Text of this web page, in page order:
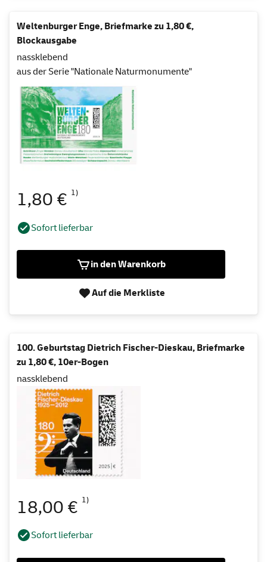
Weltenburger Enge, Briefmarke zu 1,80 €,
Blockausgabe
nassklebend
aus der Serie "Nationale Naturmonumente"
1,80 € 1)
Sofort lieferbar
in den Warenkorb
Auf die Merkliste
100. Geburtstag Dietrich Fischer-Dieskau, Briefmarke
zu 1,80 €, 10er-Bogen
nassklebend
18,00 € 1)
Sofort lieferbar